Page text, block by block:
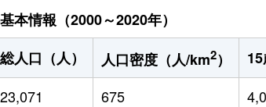
本情報（2000～2020年）
総人口（人） 人口密度（人/km2）
23,071 675